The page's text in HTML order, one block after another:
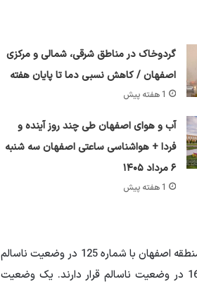
گردوخاک در مناطق شرقی، شمالی و مرکزی
اصفهان / کاهش نسبی دما تا پایان هفته
1 هفته پیش
آب و هوای اصفهان طی چند روز آینده و
فردا + هواشناسی ساعتی اصفهان سه شنبه
۶ مرداد ۱۴۰۵
1 هفته پیش
همچنین بر اساس اعلام سامانه کنترل کیفیت هوای سازمان حفاظت محیط زیست منطقه اصفهان با شماره 125 در وضعیت ناسالم
(نارنجی) قرار دارد و ایستگاه های خرازی با شاخص 164 و احمدآباد با شاخص 160 در وضعیت ناسالم قرار دارند. یک وضعیت